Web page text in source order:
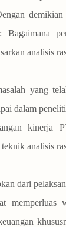
demikian
Bagaimana
analisis
yang
dalam
kinerja
teknik analisis
dari
memperluas